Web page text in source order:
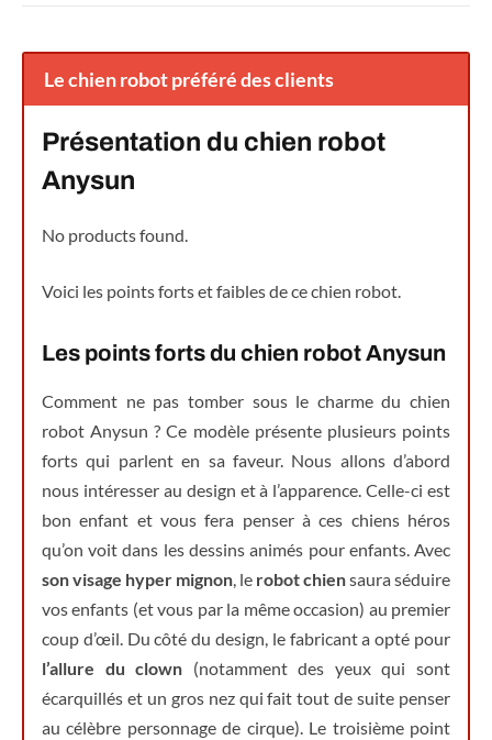
Le chien robot préféré des clients
Présentation du chien robot
Anysun
No products found.
Voici les points forts et faibles de ce chien robot.
Les points forts du chien robot Anysun
Comment ne pas tomber sous le charme du chien
robot Anysun ? Ce modèle présente plusieurs points
forts qui parlent en sa faveur. Nous allons d’abord
nous intéresser au design et à l’apparence. Celle-ci est
bon enfant et vous fera penser à ces chiens héros
qu’on voit dans les dessins animés pour enfants. Avec
son visage hyper mignon, le robot chiensaura séduire
vos enfants (et vous par la même occasion) au premier
coup d’œil. Du côté du design, le fabricant a opté pour
l’allure du clown (notamment des yeux qui sont
écarquillés et un gros nez qui fait tout de suite penser
au célèbre personnage de cirque). Le troisième point